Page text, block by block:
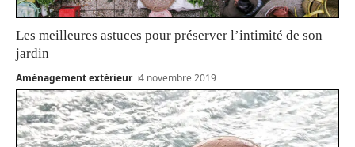
Les meilleures astuces pour préserver l’intimité de son
jardin
Aménagement extérieur 4 novembre 2019